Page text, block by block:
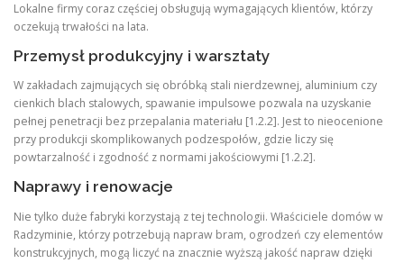
Lokalne firmy coraz częściej obsługują wymagających klientów, którzy
oczekują trwałości na lata.
Przemysł produkcyjny i warsztaty
W zakładach zajmujących się obróbką stali nierdzewnej, aluminium czy
cienkich blach stalowych, spawanie impulsowe pozwala na uzyskanie
pełnej penetracji bez przepalania materiału [1.2.2]. Jest to nieocenione
przy produkcji skomplikowanych podzespołów, gdzie liczy się
powtarzalność i zgodność z normami jakościowymi [1.2.2].
Naprawy i renowacje
Nie tylko duże fabryki korzystają z tej technologii. Właściciele domów w
Radzyminie, którzy potrzebują napraw bram, ogrodzeń czy elementów
konstrukcyjnych, mogą liczyć na znacznie wyższą jakość napraw dzięki